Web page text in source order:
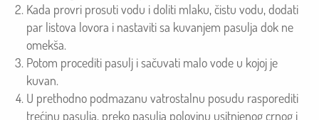
Kada provri prosuti vodu i doliti mlaku, čistu vodu, dodati
par listova lovora i nastaviti sa kuvanjem pasulja dok ne
omekša.
Potom procediti pasulj i sačuvati malo vode u kojoj je
kuvan.
U prethodno podmazanu vatrostalnu posudu rasporediti
trećinu pasulja, preko pasulja polovinu usitnjenog crnog i